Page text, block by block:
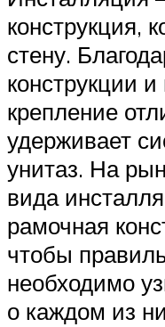
конструкция,
стену.
конструкции
крепление
удерживает
унитаз. На
вида
рамочная
чтобы
необходимо
о каждом из